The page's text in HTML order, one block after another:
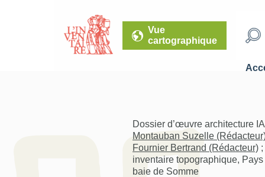
Vue
cartographique
Dossier d’œuvre architecture
Montauban Suzelle
Fournier Bertrand (Rédacteur) ;
inventaire topographique,
baie de Somme